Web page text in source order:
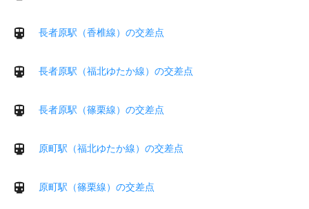
長者原駅（香椎線）の交差点
長者原駅（福北ゆたか線）の交差点
長者原駅（篠栗線）の交差点
原町駅（福北ゆたか線）の交差点
原町駅（篠栗線）の交差点